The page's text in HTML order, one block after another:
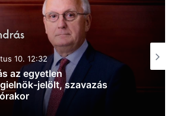
10. 10:33
10. 08:04
jönnek az
TEK, pedagógusok
is napirenden